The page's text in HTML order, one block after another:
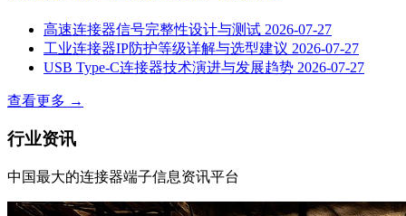
高速连接器信号完整性设计与测试 2026-07-27
工业连接器IP防护等级详解与选型建议 2026-07-27
USB Type-C连接器技术演进与发展趋势 2026-07-27
查看更多 →
行业资讯
中国最大的连接器端子信息资讯平台